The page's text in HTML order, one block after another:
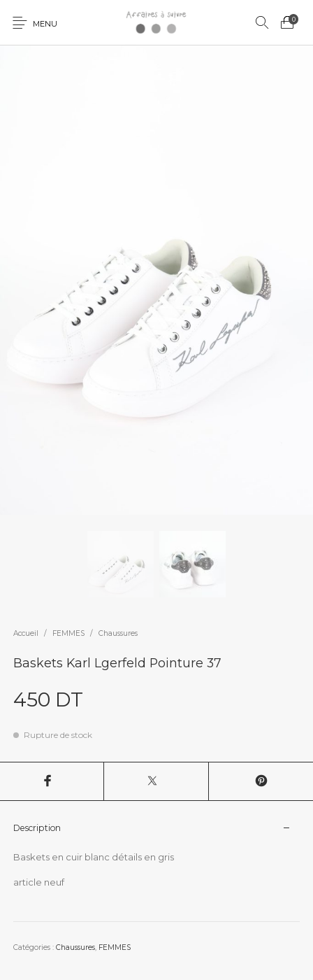
MENU 0
Accueil / FEMMES / Chaussures
Baskets Karl Lgerfeld Pointure 37
450 DT
Rupture de stock
Description
Baskets en cuir blanc détails en gris
article neuf
Catégories : Chaussures, FEMMES